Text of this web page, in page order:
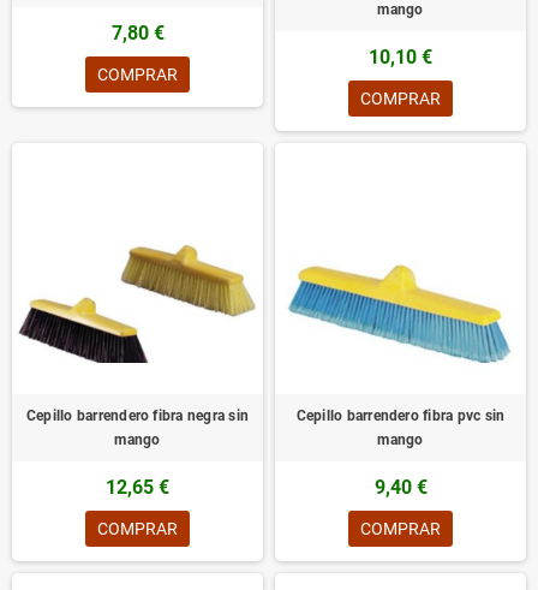
7,80 €
COMPRAR
mango
10,10 €
COMPRAR
Cepillo barrendero fibra negra sin
mango
12,65 €
COMPRAR
Cepillo barrendero fibra pvc sin
mango
9,40 €
COMPRAR